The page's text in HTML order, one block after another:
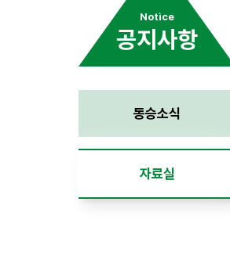
Notice
공지사항
동승소식
자료실